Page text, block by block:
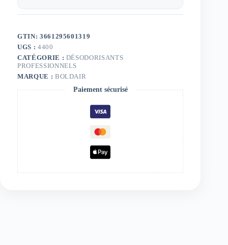
GTIN: 3661295601319
UGS : 4400
CATÉGORIE : DÉSODORISANTS
PROFESSIONNELS
MARQUE : BOLDAIR
Paiement sécurisé